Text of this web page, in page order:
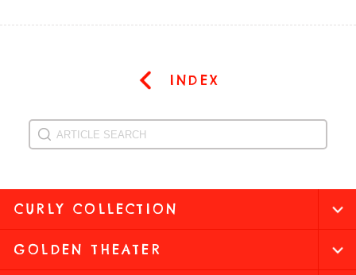
INDEX
CURLY COLLECTION
GOLDEN THEATER